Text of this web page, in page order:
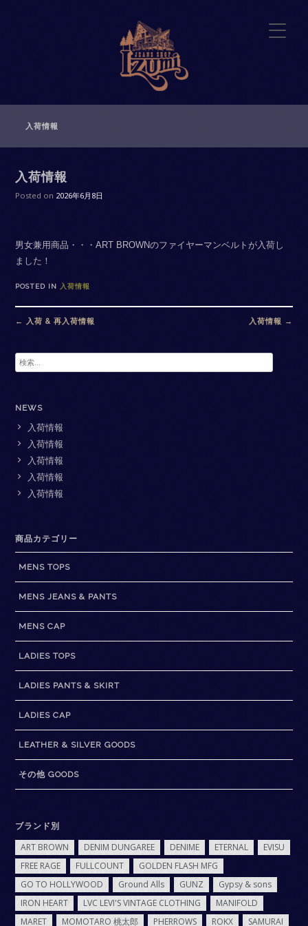
入荷情報
入荷情報
Posted on 2026年6月8日
男女兼用商品・・・ART BROWNのファイヤーマンベルトが入荷し
ました！
POSTED IN 入荷情報
navigation
← 入荷 & 再入荷情報 入荷情報 →
検
索:
NEWS
入荷情報
入荷情報
入荷情報
入荷情報
入荷情報
商品カテゴリー
MENS TOPS
MENS JEANS & PANTS
MENS CAP
LADIES TOPS
LADIES PANTS & SKIRT
LADIES CAP
LEATHER & SILVER GOODS
その他 GOODS
ブランド別
ART BROWN DENIM DUNGAREE DENIME ETERNAL
EVISU
FREE RAGE
FULLCOUNT
GOLDEN FLASH MFG
GO TO HOLLYWOOD
Ground Alls GUNZ
Gypsy & sons
IRON HEART
LVC LEVI'S VINTAGE CLOTHING
MANIFOLD
MARET
MOMOTARO 桃太郎 PHERROWS ROKX SAMURAI